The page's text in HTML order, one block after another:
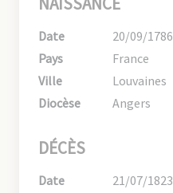
Date
20/09/1786
Pays
France
Ville
Louvaines
Diocèse
Angers
DÉCÈS
Date
21/07/1823